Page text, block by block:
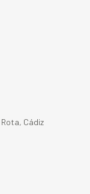
Rota, Cádiz